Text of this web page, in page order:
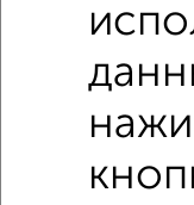
Похожие
2‑комнатные